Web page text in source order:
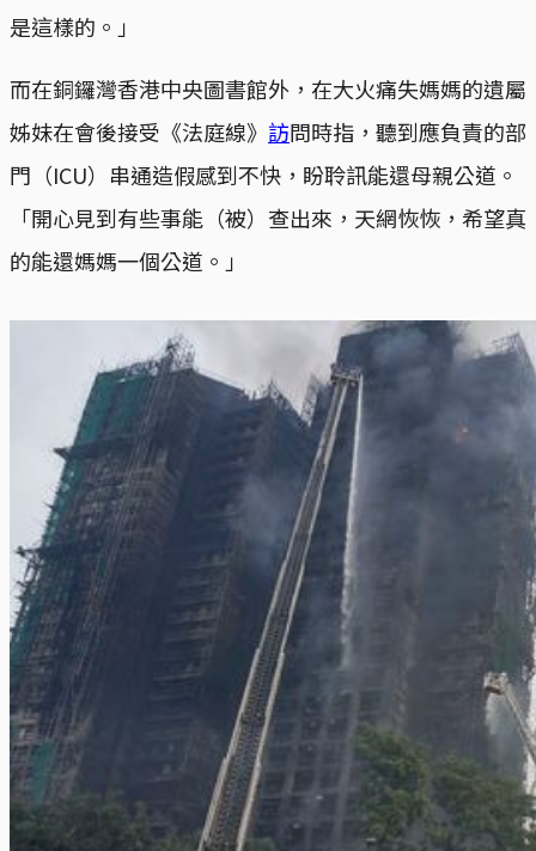
是這樣的。」
而在銅鑼灣香港中央圖書館外，在大火痛失媽媽的遺屬
姊妹在會後接受《法庭線》 訪問時指，聽到應負責的部
門（ICU）串通造假感到不快，盼聆訊能還母親公道。
「開心見到有些事能（被）查出來，天網恢恢，希望真
的能還媽媽一個公道。」